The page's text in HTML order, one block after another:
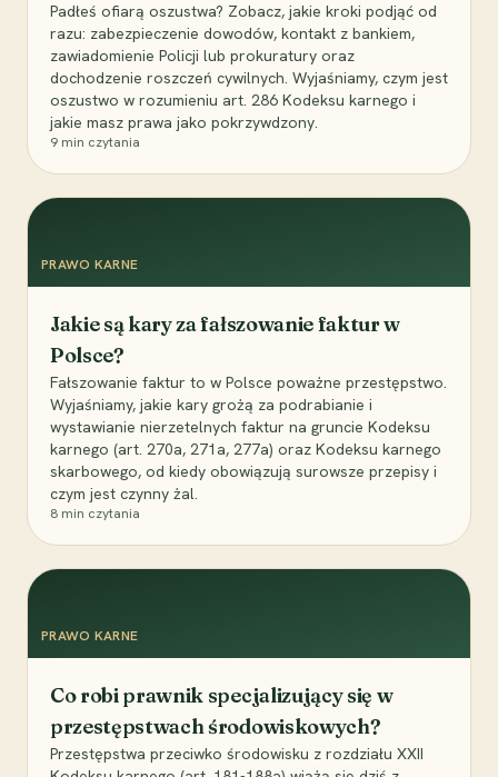
Padłeś ofiarą oszustwa? Zobacz, jakie kroki podjąć od
razu: zabezpieczenie dowodów, kontakt z bankiem,
zawiadomienie Policji lub prokuratury oraz
dochodzenie roszczeń cywilnych. Wyjaśniamy, czym jest
oszustwo w rozumieniu art. 286 Kodeksu karnego i
jakie masz prawa jako pokrzywdzony.
9 min czytania
PRAWO KARNE
Jakie są kary za fałszowanie faktur w
Polsce?
Fałszowanie faktur to w Polsce poważne przestępstwo.
Wyjaśniamy, jakie kary grożą za podrabianie i
wystawianie nierzetelnych faktur na gruncie Kodeksu
karnego (art. 270a, 271a, 277a) oraz Kodeksu karnego
skarbowego, od kiedy obowiązują surowsze przepisy i
czym jest czynny żal.
8 min czytania
PRAWO KARNE
Co robi prawnik specjalizujący się w
przestępstwach środowiskowych?
Przestępstwa przeciwko środowisku z rozdziału XXII